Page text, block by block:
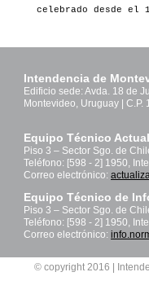
celebrado desde el
Intendencia de
Edificio sede: Avda. 18 de
Montevideo, Uruguay | C.P.
Equipo Técnico
Piso 3 – Sector Sgo. de
Teléfono: [598 - 2] 1950,
Correo electrónico:
Equipo Técnico de
Piso 3 – Sector Sgo. de
Teléfono: [598 - 2] 1950,
Correo electrónico:
© copyright 2016 |